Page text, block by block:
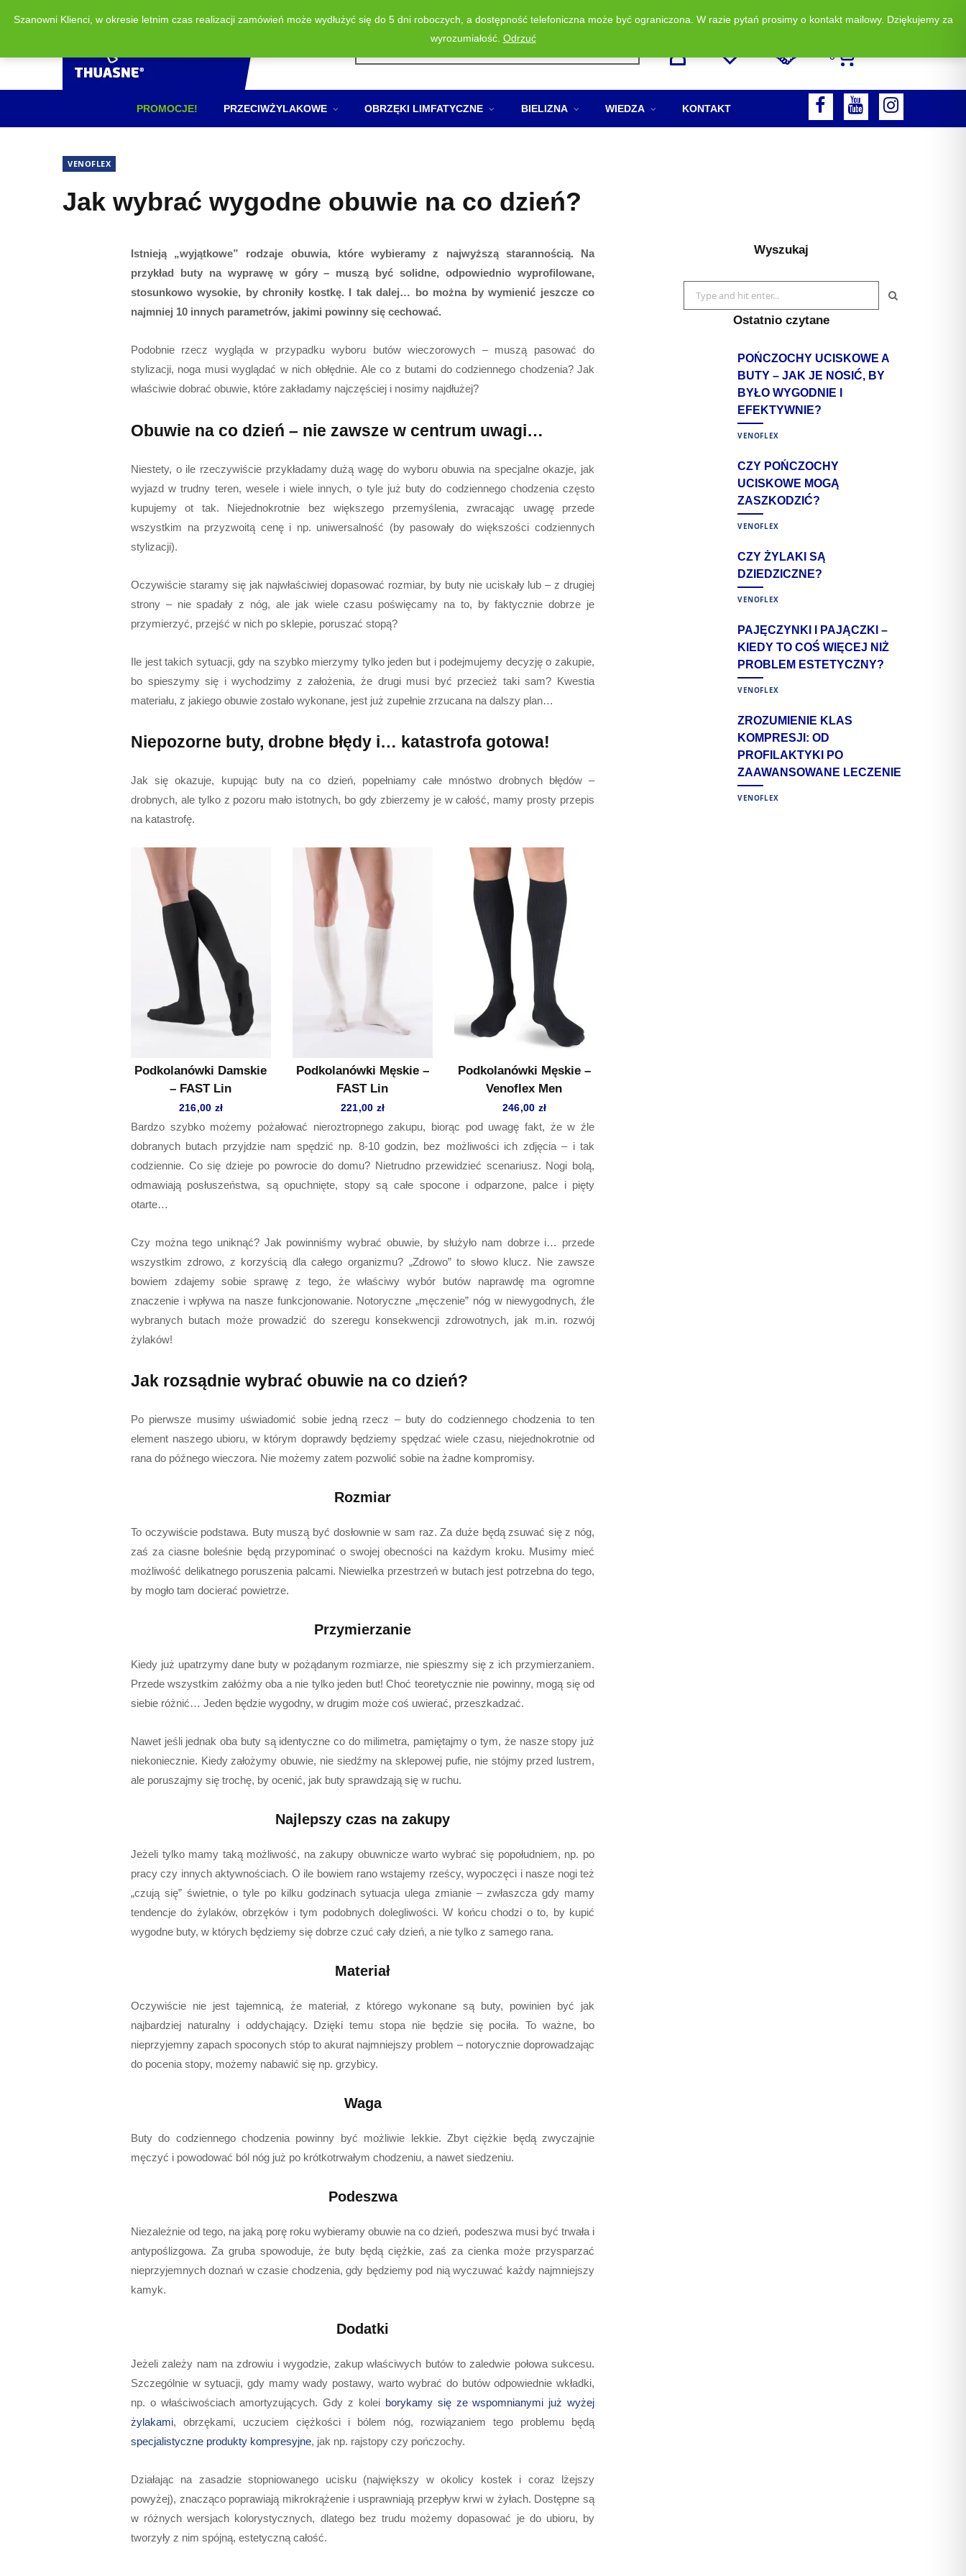
Wyszukiwarka
Zadzwoń i zamów: +48 513 523 883
0
PROMOCJE! PRZECIWŻYLAKOWE OBRZĘKI LIMFATYCZNE BIELIZNA WIEDZA KONTAKT
A
A
VENOFLEX
Jak wybrać wygodne obuwie na co dzień?
Istnieją „wyjątkowe” rodzaje obuwia, które wybieramy z najwyższą starannością. Na
przykład buty na wyprawę w góry – muszą być solidne, odpowiednio wyprofilowane,
stosunkowo wysokie, by chroniły kostkę. I tak dalej… bo można by wymienić jeszcze co
najmniej 10 innych parametrów, jakimi powinny się cechować.
Podobnie rzecz wygląda w przypadku wyboru butów wieczorowych – muszą pasować do
stylizacji, noga musi wyglądać w nich obłędnie. Ale co z butami do codziennego chodzenia? Jak
właściwie dobrać obuwie, które zakładamy najczęściej i nosimy najdłużej?
Obuwie na co dzień – nie zawsze w centrum uwagi…
Niestety, o ile rzeczywiście przykładamy dużą wagę do wyboru obuwia na specjalne okazje, jak
wyjazd w trudny teren, wesele i wiele innych, o tyle już buty do codziennego chodzenia często
kupujemy ot tak. Niejednokrotnie bez większego przemyślenia, zwracając uwagę przede
wszystkim na przyzwoitą cenę i np. uniwersalność (by pasowały do większości codziennych
stylizacji).
Oczywiście staramy się jak najwłaściwiej dopasować rozmiar, by buty nie uciskały lub – z drugiej
strony – nie spadały z nóg, ale jak wiele czasu poświęcamy na to, by faktycznie dobrze je
przymierzyć, przejść w nich po sklepie, poruszać stopą?
Ile jest takich sytuacji, gdy na szybko mierzymy tylko jeden but i podejmujemy decyzję o zakupie,
bo spieszymy się i wychodzimy z założenia, że drugi musi być przecież taki sam? Kwestia
materiału, z jakiego obuwie zostało wykonane, jest już zupełnie zrzucana na dalszy plan…
Niepozorne buty, drobne błędy i… katastrofa gotowa!
Jak się okazuje, kupując buty na co dzień, popełniamy całe mnóstwo drobnych błędów –
drobnych, ale tylko z pozoru mało istotnych, bo gdy zbierzemy je w całość, mamy prosty przepis
na katastrofę.
Podkolanówki Damskie
– FAST Lin
216,00 zł
Podkolanówki Męskie –
FAST Lin
221,00 zł
Podkolanówki Męskie –
Venoflex Men
246,00 zł
Bardzo szybko możemy pożałować nieroztropnego zakupu, biorąc pod uwagę fakt, że w źle
dobranych butach przyjdzie nam spędzić np. 8-10 godzin, bez możliwości ich zdjęcia – i tak
codziennie. Co się dzieje po powrocie do domu? Nietrudno przewidzieć scenariusz. Nogi bolą,
odmawiają posłuszeństwa, są opuchnięte, stopy są całe spocone i odparzone, palce i pięty
otarte…
Czy można tego uniknąć? Jak powinniśmy wybrać obuwie, by służyło nam dobrze i… przede
wszystkim zdrowo, z korzyścią dla całego organizmu? „Zdrowo” to słowo klucz. Nie zawsze
bowiem zdajemy sobie sprawę z tego, że właściwy wybór butów naprawdę ma ogromne
znaczenie i wpływa na nasze funkcjonowanie. Notoryczne „męczenie” nóg w niewygodnych, źle
wybranych butach może prowadzić do szeregu konsekwencji zdrowotnych, jak m.in. rozwój
żylaków!
Jak rozsądnie wybrać obuwie na co dzień?
Po pierwsze musimy uświadomić sobie jedną rzecz – buty do codziennego chodzenia to ten
element naszego ubioru, w którym doprawdy będziemy spędzać wiele czasu, niejednokrotnie od
rana do późnego wieczora. Nie możemy zatem pozwolić sobie na żadne kompromisy.
Rozmiar
To oczywiście podstawa. Buty muszą być dosłownie w sam raz. Za duże będą zsuwać się z nóg,
zaś za ciasne boleśnie będą przypominać o swojej obecności na każdym kroku. Musimy mieć
możliwość delikatnego poruszenia palcami. Niewielka przestrzeń w butach jest potrzebna do tego,
by mogło tam docierać powietrze.
Przymierzanie
Kiedy już upatrzymy dane buty w pożądanym rozmiarze, nie spieszmy się z ich przymierzaniem.
Przede wszystkim załóżmy oba a nie tylko jeden but! Choć teoretycznie nie powinny, mogą się od
siebie różnić… Jeden będzie wygodny, w drugim może coś uwierać, przeszkadzać.
Nawet jeśli jednak oba buty są identyczne co do milimetra, pamiętajmy o tym, że nasze stopy już
niekoniecznie. Kiedy założymy obuwie, nie siedźmy na sklepowej pufie, nie stójmy przed lustrem,
ale poruszajmy się trochę, by ocenić, jak buty sprawdzają się w ruchu.
Najlepszy czas na zakupy
Jeżeli tylko mamy taką możliwość, na zakupy obuwnicze warto wybrać się popołudniem, np. po
pracy czy innych aktywnościach. O ile bowiem rano wstajemy rześcy, wypoczęci i nasze nogi też
„czują się” świetnie, o tyle po kilku godzinach sytuacja ulega zmianie – zwłaszcza gdy mamy
tendencje do żylaków, obrzęków i tym podobnych dolegliwości. W końcu chodzi o to, by kupić
wygodne buty, w których będziemy się dobrze czuć cały dzień, a nie tylko z samego rana.
Materiał
Oczywiście nie jest tajemnicą, że materiał, z którego wykonane są buty, powinien być jak
najbardziej naturalny i oddychający. Dzięki temu stopa nie będzie się pociła. To ważne, bo
nieprzyjemny zapach spoconych stóp to akurat najmniejszy problem – notorycznie doprowadzając
do pocenia stopy, możemy nabawić się np. grzybicy.
Waga
Buty do codziennego chodzenia powinny być możliwie lekkie. Zbyt ciężkie będą zwyczajnie
męczyć i powodować ból nóg już po krótkotrwałym chodzeniu, a nawet siedzeniu.
Podeszwa
Niezależnie od tego, na jaką porę roku wybieramy obuwie na co dzień, podeszwa musi być trwała i
antypoślizgowa. Za gruba spowoduje, że buty będą ciężkie, zaś za cienka może przysparzać
nieprzyjemnych doznań w czasie chodzenia, gdy będziemy pod nią wyczuwać każdy najmniejszy
kamyk.
Dodatki
Jeżeli zależy nam na zdrowiu i wygodzie, zakup właściwych butów to zaledwie połowa sukcesu.
Szczególnie w sytuacji, gdy mamy wady postawy, warto wybrać do butów odpowiednie wkładki,
np. o właściwościach amortyzujących. Gdy z kolei borykamy się ze wspomnianymi już wyżej
żylakami, obrzękami, uczuciem ciężkości i bólem nóg, rozwiązaniem tego problemu będą
specjalistyczne produkty kompresyjne, jak np. rajstopy czy pończochy.
Działając na zasadzie stopniowanego ucisku (największy w okolicy kostek i coraz lżejszy
powyżej), znacząco poprawiają mikrokrążenie i usprawniają przepływ krwi w żyłach. Dostępne są
w różnych wersjach kolorystycznych, dlatego bez trudu możemy dopasować je do ubioru, by
tworzyły z nim spójną, estetyczną całość.
Wyszukaj
for:
Ostatnio czytane
POŃCZOCHY UCISKOWE A
BUTY – JAK JE NOSIĆ, BY
BYŁO WYGODNIE I
EFEKTYWNIE?
VENOFLEX
CZY POŃCZOCHY
UCISKOWE MOGĄ
ZASZKODZIĆ?
VENOFLEX
CZY ŻYLAKI SĄ
DZIEDZICZNE?
VENOFLEX
PAJĘCZYNKI I PAJĄCZKI –
KIEDY TO COŚ WIĘCEJ NIŻ
PROBLEM ESTETYCZNY?
VENOFLEX
ZROZUMIENIE KLAS
KOMPRESJI: OD
PROFILAKTYKI PO
ZAAWANSOWANE LECZENIE
VENOFLEX
Szanowni Klienci, w okresie letnim czas realizacji zamówień może wydłużyć się do 5 dni roboczych, a dostępność telefoniczna może być ograniczona. W razie pytań prosimy o kontakt mailowy. Dziękujemy za
wyrozumiałość. Odrzuć